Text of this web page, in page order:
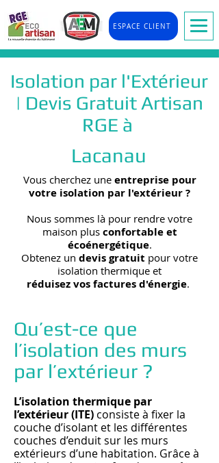
ESPACE CLIENT
Isolation par l'Extérieur
| Devis Gratuit Artisan
RGE à
Lacanau
Vous cherchez une entreprise pour
votre isolation par l'extérieur?
Nous sommes là pour rendre votre
maison plus confortable et
écoénergétique.
Obtenez un devis gratuit pour votre
isolation thermique et
réduisez vos factures d'énergie.
Qu’est-ce que
l’isolation des murs
par l’extérieur ?
L’isolation thermique par
l’extérieur (ITE) consiste à fixer la
couche d’isolant et les différentes
couches d’enduit sur les murs
extérieurs d’une habitation. Grâce à